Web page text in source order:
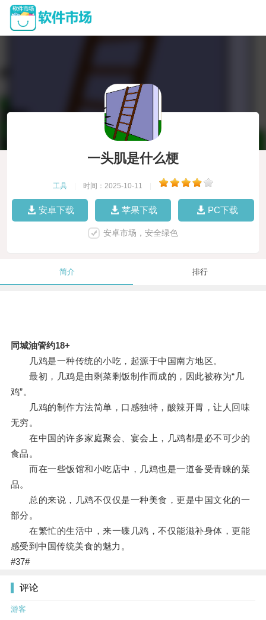
一头肌是什么梗
工具 时间：2025-10-11
安卓下载 苹果下载 PC下载
安卓市场，安全绿色
简介 排行
同城油管约18+
几鸡是一种传统的小吃，起源于中国南方地区。
最初，几鸡是由剩菜剩饭制作而成的，因此被称为“几
鸡”。
几鸡的制作方法简单，口感独特，酸辣开胃，让人回味
无穷。
在中国的许多家庭聚会、宴会上，几鸡都是必不可少的
食品。
而在一些饭馆和小吃店中，几鸡也是一道备受青睐的菜
品。
总的来说，几鸡不仅仅是一种美食，更是中国文化的一
部分。
在繁忙的生活中，来一碟几鸡，不仅能滋补身体，更能
感受到中国传统美食的魅力。
#37#
评论
游客